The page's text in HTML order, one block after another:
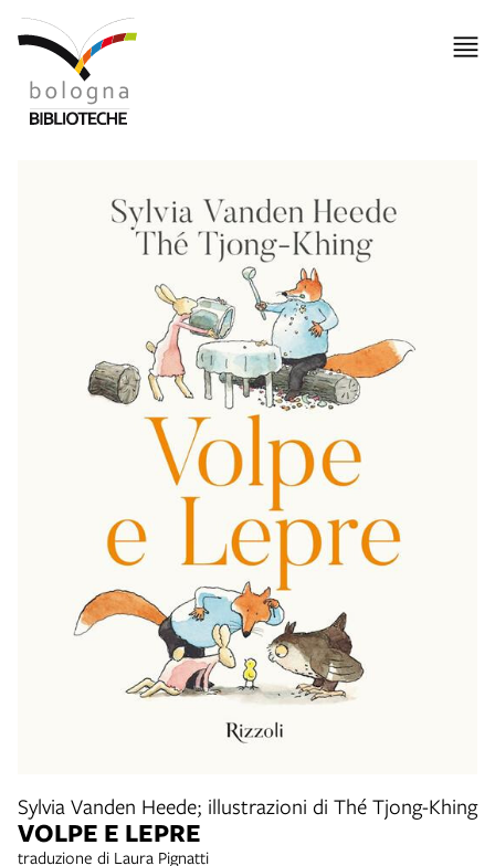
Sylvia Vanden Heede; illustrazioni di Thé Tjong-Khing
VOLPE E LEPRE
traduzione di Laura Pignatti